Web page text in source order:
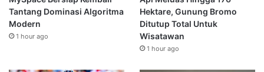
Tantang Dominasi Algoritma
Modern
1 hour ago
Hektare, Gunung Bromo
Ditutup Total Untuk
Wisatawan
1 hour ago